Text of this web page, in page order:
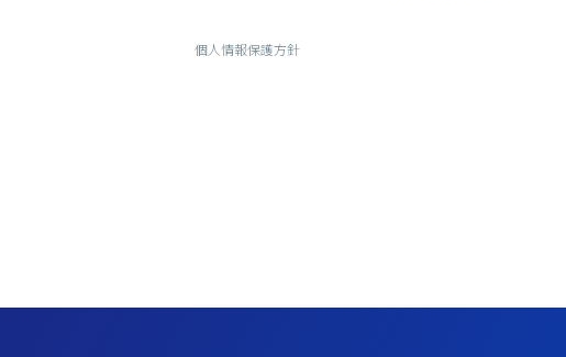
個人情報保護方針